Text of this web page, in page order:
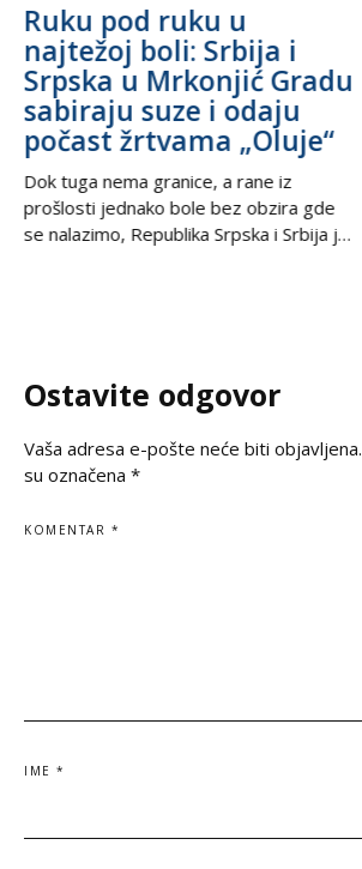
Ruku pod ruku u
najtežoj boli: Srbija i
Srpska u Mrkonjić Gradu
sabiraju suze i odaju
počast žrtvama „Oluje“
Dok tuga nema granice, a rane iz
prošlosti jednako bole bez obzira gde
se nalazimo, Republika Srpska i Srbija još
suze, nesalomivo jedinstvo dva krila
Ostavite odgovor
Vaša adresa e-pošte neće biti objavljena.
su označena *
KOMENTAR *
IME *